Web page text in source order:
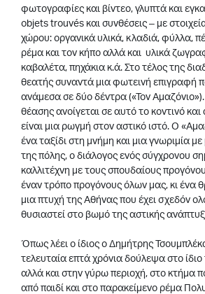
φωτογραφίες και βίντεο, γλυπτά και
objets trouvés και συνθέσεις – με
χώρου: οργανικά υλικά, κλαδιά, φύλλα,
ρέμα και τον κήπο αλλά και υλικά
καβαλέτα, πηχάκια κ.ά. Στο τέλος της
θεατής συναντά μια φωτεινή επιγραφή
ανάμεσα σε δύο δέντρα («Τον Αμαζόνιο»).
θέασης ανοίγεται σε αυτό το κοντινό και
είναι μια ρωγμή στον αστικό ιστό. Ο
ένα ταξίδι στη μνήμη και μια γνωριμία
της πόλης, ο διάλογος ενός σύγχρονου
καλλιτέχνη με τους σπουδαίους
έναν τρόπο προγόνους όλων μας, κι ένα
μια πτυχή της Αθήνας που έχει σχεδόν
θυσιαστεί στο βωμό της αστικής
Όπως λέει ο ίδιος ο Δημήτρης
τελευταία επτά χρόνια δούλεψα στο
αλλά και στην γύρω περιοχή, στο κτήμα
από παιδί και στο παρακείμενο ρέμα